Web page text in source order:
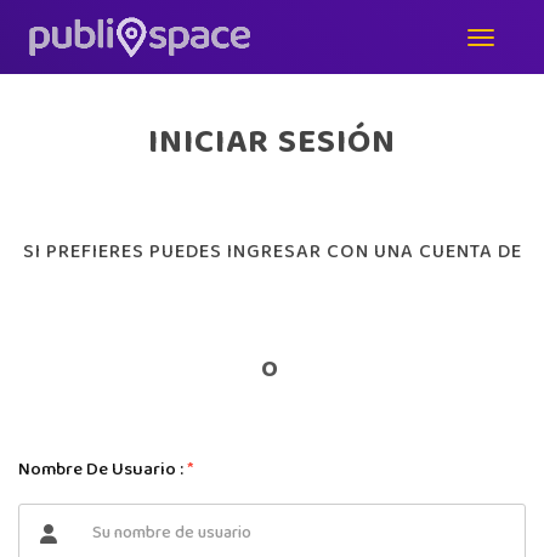
INICIAR SESIÓN
SI PREFIERES PUEDES INGRESAR CON UNA CUENTA DE
O
Nombre De Usuario :*